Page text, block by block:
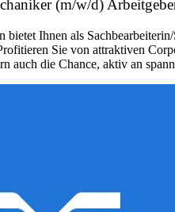
(m/w/d)
bietet Ihnen als
Sie von attraktiven
auch die Chance, aktiv an